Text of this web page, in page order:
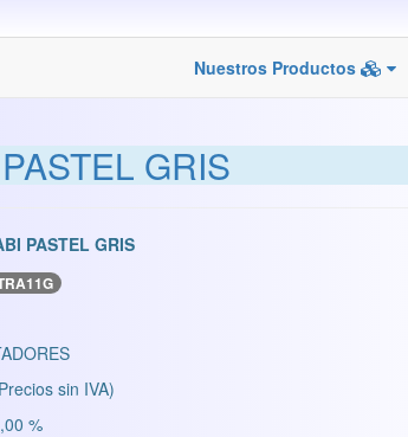
Nuestros Productos
GRIS
PASTEL GRIS
sin IVA)
%